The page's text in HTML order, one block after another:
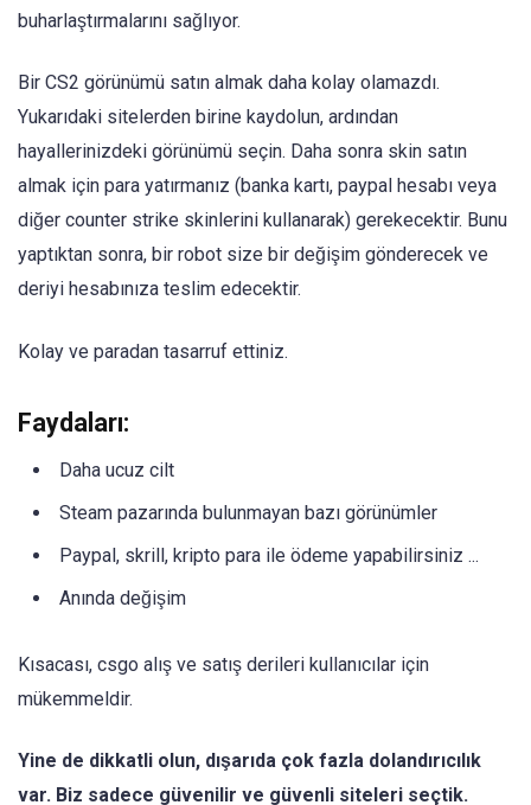
buharlaştırmalarını sağlıyor.
Bir CS2 görünümü satın almak daha kolay olamazdı.
Yukarıdaki sitelerden birine kaydolun, ardından
hayallerinizdeki görünümü seçin. Daha sonra skin satın
almak için para yatırmanız (banka kartı, paypal hesabı veya
diğer counter strike skinlerini kullanarak) gerekecektir. Bunu
yaptıktan sonra, bir robot size bir değişim gönderecek ve
deriyi hesabınıza teslim edecektir.
Kolay ve paradan tasarruf ettiniz.
Faydaları:
Daha ucuz cilt
Steam pazarında bulunmayan bazı görünümler
Paypal, skrill, kripto para ile ödeme yapabilirsiniz ...
Anında değişim
Kısacası, csgo alış ve satış derileri kullanıcılar için
mükemmeldir.
Yine de dikkatli olun, dışarıda çok fazla dolandırıcılık
var. Biz sadece güvenilir ve güvenli siteleri seçtik.